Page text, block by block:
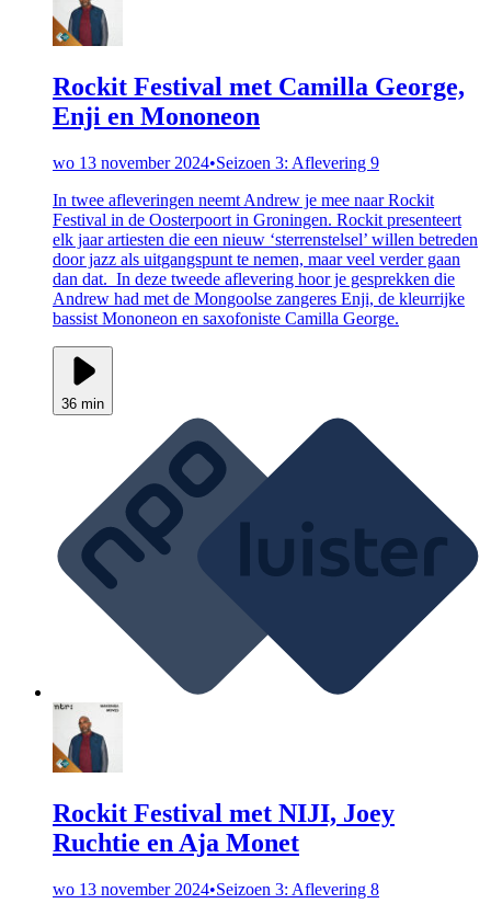
Rockit Festival met Camilla George,
Enji en Mononeon
wo 13 november 2024•Seizoen 3: Aflevering 9
In twee afleveringen neemt Andrew je mee naar Rockit
Festival in de Oosterpoort in Groningen. Rockit presenteert
elk jaar artiesten die een nieuw ‘sterrenstelsel’ willen betreden
door jazz als uitgangspunt te nemen, maar veel verder gaan
dan dat. In deze tweede aflevering hoor je gesprekken die
Andrew had met de Mongoolse zangeres Enji, de kleurrijke
bassist Mononeon en saxofoniste Camilla George.
36 min
Rockit Festival met NIJI, Joey
Ruchtie en Aja Monet
wo 13 november 2024•Seizoen 3: Aflevering 8